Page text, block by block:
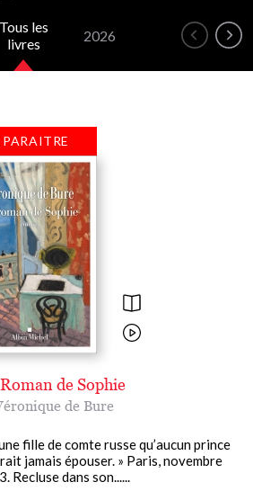
Tous les
livres
2026
PARAITRE
de Sophie
de Bure
fille de comte russe qu’aucun prince
jamais épouser. » Paris, novembre
Recluse dans son......